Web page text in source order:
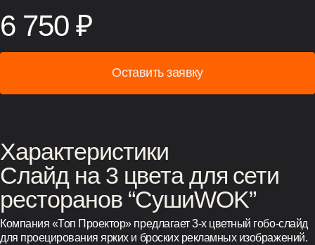
6 750 ₽
Оставить заявку
Характеристики
Слайд на 3 цвета для сети
ресторанов “СушиWOK”
Компания «Топ Проектор» предлагает 3-х цветный гобо-слайд
для проецирования ярких и броских рекламных изображений.